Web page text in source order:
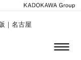
｜名古屋